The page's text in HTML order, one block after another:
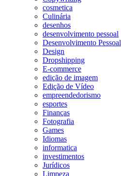
cosmetica
Culinária
desenhos
desenvolvimento pessoal
Desenvolvimento Pessoal
Design
Dropshipping
E-commerce
edição de imagem
Edição de Vídeo
empreendedorismo
esportes
Finanças
Fotografia
Games
Idiomas
informatica
investimentos
Jurídicos
Limpeza